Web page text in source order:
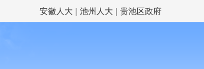
安徽人大 | 池州人大 | 贵池区政府